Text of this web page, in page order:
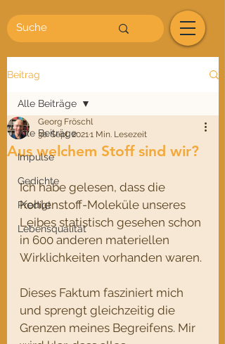
Beitrag
Alle Beiträge
Impulse
Gedichte
Predigt
Lebensqualität
Alle Beiträge
Aus welchem Stoff sind wir?
Georg Fröschl
30. Sept. 20211 Min. Lesezeit
Ich habe gelesen, dass die
Kohlenstoff-Moleküle unseres
Leibes statistisch gesehen schon
in 600 anderen materiellen
Wirklichkeiten vorhanden waren.
Dieses Faktum fasziniert mich
und sprengt gleichzeitig die
Grenzen meines Begreifens. Mir